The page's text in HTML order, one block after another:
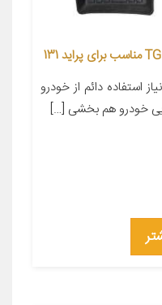
استفاده دائم از خودرو
خودرو هم بخشی […]